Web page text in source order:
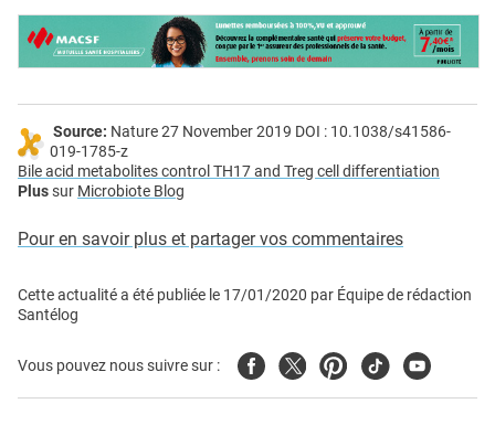
Source: Nature 27 November 2019 DOI : 10.1038/s41586-
019-1785-z
Bile acid metabolites control TH17 and Treg cell differentiation
Plussur Microbiote Blog
Pour en savoir plus et partager vos commentaires
Cette actualité a été publiée le 17/01/2020 par Équipe de rédaction
Santélog
Vous pouvez nous suivre sur : FacebookTwitterPinterest
TiktokYoutube